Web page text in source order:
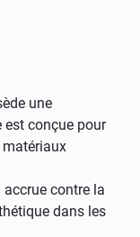
une
est conçue pour
contre la
dans les